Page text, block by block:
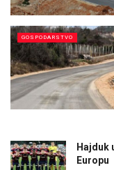
GOSPODARSTVO
Hajduk
Europu